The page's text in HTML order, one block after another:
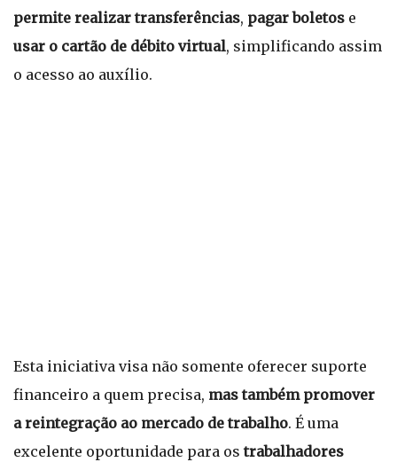
permite realizar transferências, pagar boletos e
usar o cartão de débito virtual, simplificando assim
o acesso ao auxílio.
Esta iniciativa visa não somente oferecer suporte
financeiro a quem precisa, mas também promover
a reintegração ao mercado de trabalho. É uma
excelente oportunidade para os trabalhadores